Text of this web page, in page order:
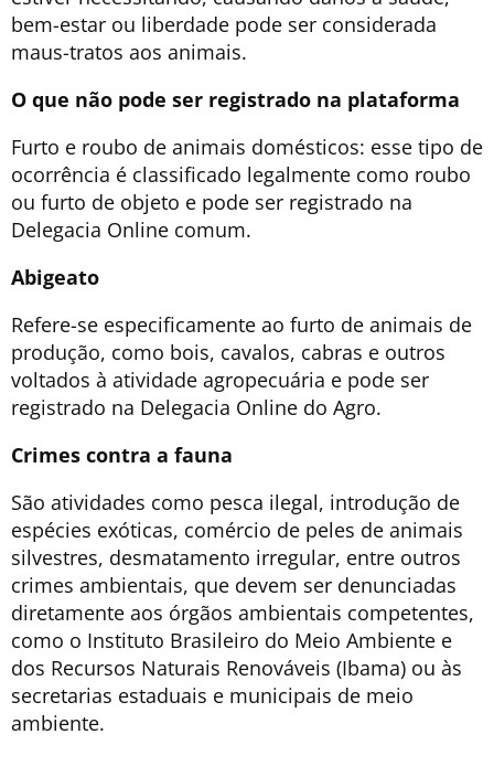
bem-estar ou liberdade pode ser considerada
maus-tratos aos animais.
O que não pode ser registrado na plataforma
Furto e roubo de animais domésticos: esse tipo de
ocorrência é classificado legalmente como roubo
ou furto de objeto e pode ser registrado na
Delegacia Online comum.
Abigeato
Refere-se especificamente ao furto de animais de
produção, como bois, cavalos, cabras e outros
voltados à atividade agropecuária e pode ser
registrado na Delegacia Online do Agro.
Crimes contra a fauna
São atividades como pesca ilegal, introdução de
espécies exóticas, comércio de peles de animais
silvestres, desmatamento irregular, entre outros
crimes ambientais, que devem ser denunciadas
diretamente aos órgãos ambientais competentes,
como o Instituto Brasileiro do Meio Ambiente e
dos Recursos Naturais Renováveis (Ibama) ou às
secretarias estaduais e municipais de meio
ambiente.